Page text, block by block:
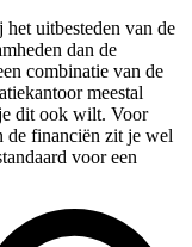
uitbesteden van de
dan de
combinatie van de
meestal
dit ook wilt. Voor
de financiën zit je wel
voor een